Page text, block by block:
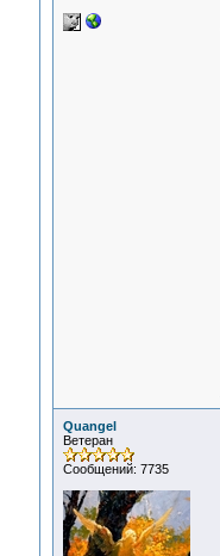
Quangel
Ветеран
Сообщений: 7735